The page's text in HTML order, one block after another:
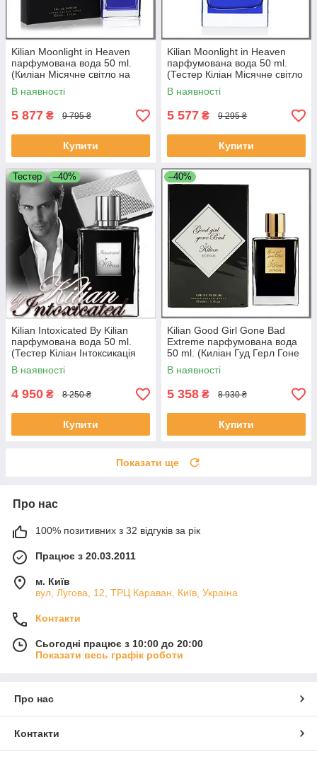
Kilian Moonlight in Heaven
парфумована вода 50 ml.
(Киліан Місячне світло на
небесах) (Без клатча)
В наявності
5 877 ₴ 9 795 ₴
Купити
Kilian Moonlight in Heaven
парфумована вода 50 ml.
(Тестер Кіліан Місячне світло
на небесах)
В наявності
5 577 ₴ 9 295 ₴
Купити
Тестер –40%
Kilian Intoxicated By Kilian
парфумована вода 50 ml.
(Тестер Кіліан Інтоксикація
Бай Кіліан)
В наявності
4 950 ₴ 8 250 ₴
Купити
–40%
Kilian Good Girl Gone Bad
Extreme парфумована вода
50 ml. (Киліан Гуд Герл Гоне
Бед Бай Екстрим)
В наявності
5 358 ₴ 8 930 ₴
Купити
Показати ще
Про нас
100% позитивних з 32 відгуків за рік
Працює з 20.03.2011
м. Київ
вул, Лугова, 12, ТРЦ Караван, Київ, Україна
Контакти
Сьогодні працює з 10:00 до 20:00
Показати весь графік роботи
Про нас
Контакти